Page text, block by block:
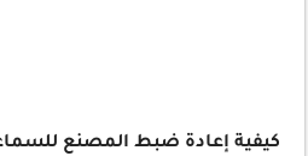
كيفية إعادة ضبط المصنع